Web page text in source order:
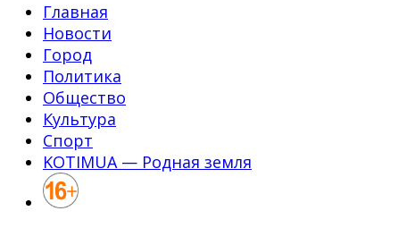
Главная
Новости
Город
Политика
Общество
Культура
Спорт
KOTIMUA — Родная земля